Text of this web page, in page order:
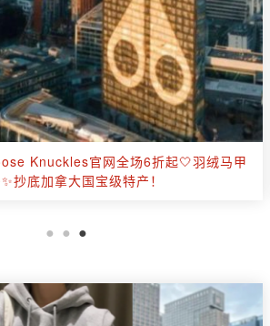
折+叠送£10礼卡🔥红点&新品全解禁🔴
、Lamer、Lelabo等！